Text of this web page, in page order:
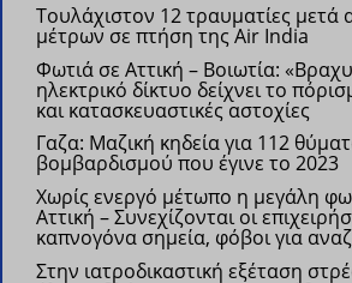
Τουλάχιστον 12 τραυματίες μετά
μέτρων σε πτήση της Air India
Φωτιά σε Αττική – Βοιωτία:
ηλεκτρικό δίκτυο δείχνει το
και κατασκευαστικές αστοχίες
Γαζα: Μαζική κηδεία για 112
βομβαρδισμού που έγινε το 2023
Χωρίς ενεργό μέτωπο η μεγάλη
Αττική – Συνεχίζονται οι
καπνογόνα σημεία, φόβοι για
Στην ιατροδικαστική εξέταση